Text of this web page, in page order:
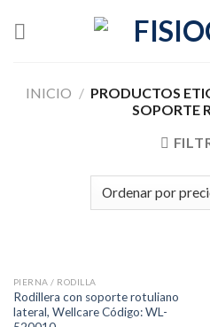
INICIO / PRODUCTOS
SOPORTE
PIERNA / RODILLA
Rodillera con soporte rotuliano
lateral, Wellcare Código: WL-